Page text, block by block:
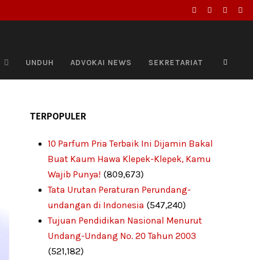
UNDUH ADVOKAI NEWS SEKRETARIAT
TERPOPULER
10 Parfum Pria Terbaik Ini Dijamin Bakal
Buat Kaum Hawa Klepek-Klepek, Kamu
Wajib Punya! (809,673)
Tata Urutan Peraturan Perundang-
undangan di Indonesia (547,240)
Tujuan Pendidikan Nasional Menurut
Undang-Undang No. 20 Tahun 2003
(521,182)